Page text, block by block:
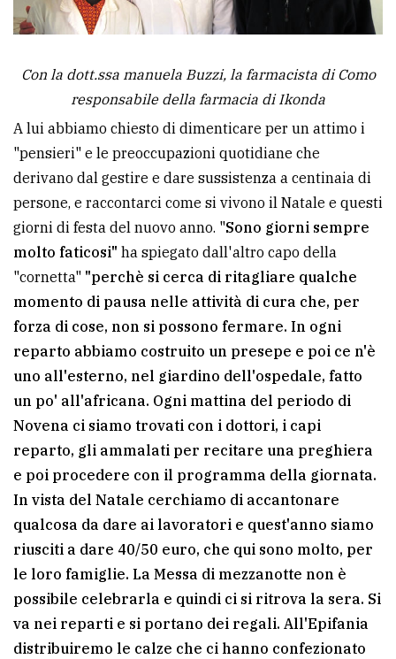
Con la dott.ssa manuela Buzzi, la farmacista di Como
responsabile della farmacia di Ikonda
A lui abbiamo chiesto di dimenticare per un attimo i
"pensieri" e le preoccupazioni quotidiane che
derivano dal gestire e dare sussistenza a centinaia di
persone, e raccontarci come si vivono il Natale e questi
giorni di festa del nuovo anno. "Sono giorni sempre
molto faticosi" ha spiegato dall'altro capo della
"cornetta" "perchè si cerca di ritagliare qualche
momento di pausa nelle attività di cura che, per
forza di cose, non si possono fermare. In ogni
reparto abbiamo costruito un presepe e poi ce n'è
uno all'esterno, nel giardino dell'ospedale, fatto
un po' all'africana. Ogni mattina del periodo di
Novena ci siamo trovati con i dottori, i capi
reparto, gli ammalati per recitare una preghiera
e poi procedere con il programma della giornata.
In vista del Natale cerchiamo di accantonare
qualcosa da dare ai lavoratori e quest'anno siamo
riusciti a dare 40/50 euro, che qui sono molto, per
le loro famiglie. La Messa di mezzanotte non è
possibile celebrarla e quindi ci si ritrova la sera. Si
va nei reparti e si portano dei regali. All'Epifania
distribuiremo le calze che ci hanno confezionato